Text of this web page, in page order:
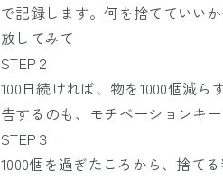
で記録します。何を捨てていい
放してみて
STEP２
100日続ければ、物を1000個減
告するのも、モチベーションキ
STEP３
1000個を過ぎたころから、捨て